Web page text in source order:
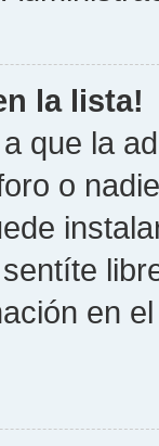
la lista!
que la
o
en